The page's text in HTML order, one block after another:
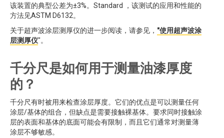
该装置的典型公差为±3%。Standard ，该测试的应用和性能的
方法见ASTM D6132。
关于超声波涂层测厚仪的进一步阅读，请参见， "使用超声波涂
层测厚仪"。
千分尺是如何用于测量油漆厚度
的？
千分尺有时被用来检查涂层厚度。它们的优点是可以测量任何
涂层/基体的组合，但缺点是需要接触裸基体。要求同时接触涂
层的表面和基体的底面可能会有限制，而且它们通常对测量薄
涂层不够敏感。